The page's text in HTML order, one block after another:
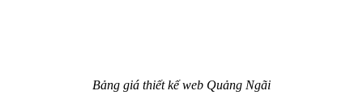
Bảng giá thiết kế web Quảng Ngãi